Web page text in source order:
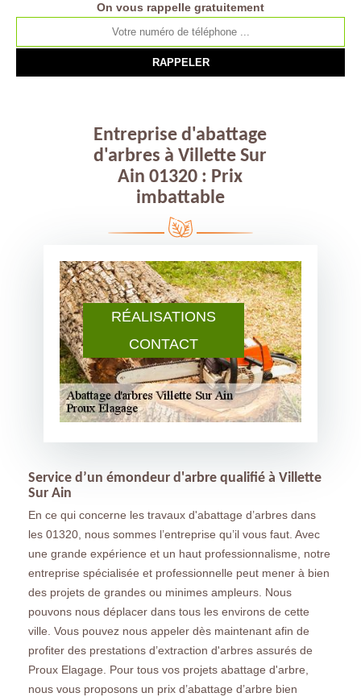
RÉALISATIONS
CONTACT
On vous rappelle gratuitement
Entreprise d'abattage
d'arbres à Villette Sur
Ain 01320 : Prix
imbattable
Service d’un émondeur d'arbre qualifié à Villette
Sur Ain
En ce qui concerne les travaux d'abattage d’arbres dans
les 01320, nous sommes l’entreprise qu’il vous faut. Avec
une grande expérience et un haut professionnalisme, notre
entreprise spécialisée et professionnelle peut mener à bien
des projets de grandes ou minimes ampleurs. Nous
pouvons nous déplacer dans tous les environs de cette
ville. Vous pouvez nous appeler dès maintenant afin de
profiter des prestations d’extraction d'arbres assurés de
Proux Elagage. Pour tous vos projets abattage d'arbre,
nous vous proposons un prix d’abattage d’arbre bien